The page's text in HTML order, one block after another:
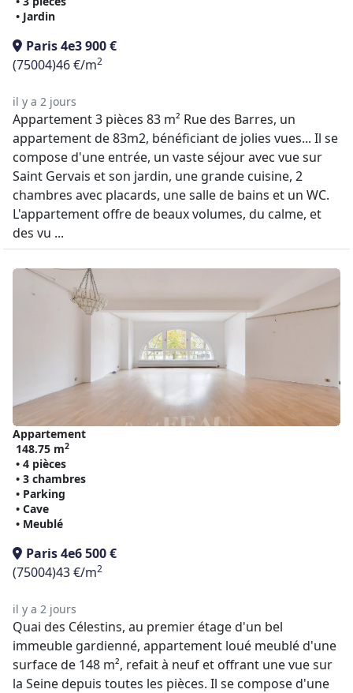
• Jardin
Paris 4e3 900 €
(75004)46 €/m2
il y a 2 jours
Appartement 3 pièces 83 m² Rue des Barres, un
appartement de 83m2, bénéficiant de jolies vues... Il se
compose d'une entrée, un vaste séjour avec vue sur
Saint Gervais et son jardin, une grande cuisine, 2
chambres avec placards, une salle de bains et un WC.
L'appartement offre de beaux volumes, du calme, et
des vu ...
Appartement
148.75 m2
• 4 pièces
• 3 chambres
• Parking
• Cave
• Meublé
Paris 4e6 500 €
(75004)43 €/m2
il y a 2 jours
Quai des Célestins, au premier étage d'un bel
immeuble gardienné, appartement loué meublé d'une
surface de 148 m², refait à neuf et offrant une vue sur
la Seine depuis toutes les pièces. Il se compose d'une